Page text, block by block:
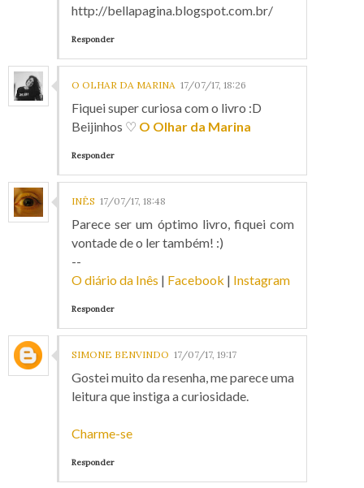
http://bellapagina.blogspot.com.br/
Responder
O OLHAR DA MARINA 17/07/17, 18:26
Fiquei super curiosa com o livro :D
Beijinhos ♡ O Olhar da Marina
Responder
INÊS 17/07/17, 18:48
Parece ser um óptimo livro, fiquei com
vontade de o ler também! :)
--
O diário da Inês | Facebook | Instagram
Responder
SIMONE BENVINDO 17/07/17, 19:17
Gostei muito da resenha, me parece uma
leitura que instiga a curiosidade.
Charme-se
Responder